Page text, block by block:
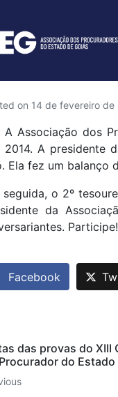
on 14 de fevereiro de
A Associação dos
2014. A presidente
Ela fez um balanço
seguida, o 2º
da
Facebook
das provas do
do